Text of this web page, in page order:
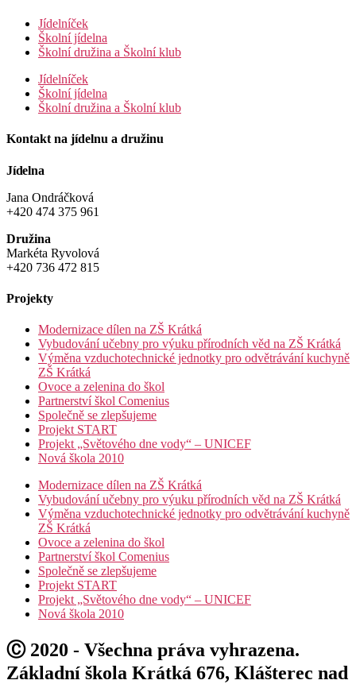
Jídelníček
Školní jídelna
Školní družina a Školní klub
Jídelníček
Školní jídelna
Školní družina a Školní klub
Kontakt na jídelnu a družinu
Jídelna
Jana Ondráčková
+420 474 375 961
Družina
Markéta Ryvolová
+420 736 472 815
Projekty
Modernizace dílen na ZŠ Krátká
Vybudování učebny pro výuku přírodních věd na ZŠ Krátká
Výměna vzduchotechnické jednotky pro odvětrávání kuchyně
ZŠ Krátká
Ovoce a zelenina do škol
Partnerství škol Comenius
Společně se zlepšujeme
Projekt START
Projekt „Světového dne vody“ – UNICEF
Nová škola 2010
Modernizace dílen na ZŠ Krátká
Vybudování učebny pro výuku přírodních věd na ZŠ Krátká
Výměna vzduchotechnické jednotky pro odvětrávání kuchyně
ZŠ Krátká
Ovoce a zelenina do škol
Partnerství škol Comenius
Společně se zlepšujeme
Projekt START
Projekt „Světového dne vody“ – UNICEF
Nová škola 2010
Ⓒ 2020 - Všechna práva vyhrazena.
Základní škola Krátká 676, Klášterec nad